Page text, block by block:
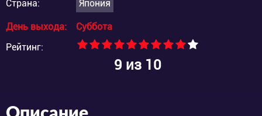
Страна:
Япония
День выхода:
Суббота
Рейтинг:
9 из 10